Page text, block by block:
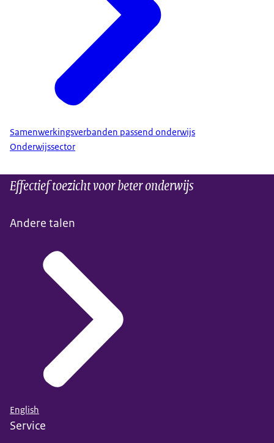
Samenwerkingsverbanden passend onderwijs
Onderwijssector
Effectief toezicht voor beter onderwijs
Andere talen
English
Service